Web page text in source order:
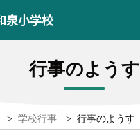
泉小学校
行事のようす
> 学校行事 > 行事のようす